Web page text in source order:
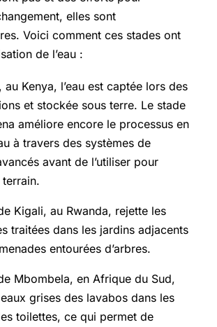
elles sont
Voici comment ces stades ont
de l’eau :
au Kenya, l’eau est captée lors des
et stockée sous terre. Le stade
améliore encore le processus en
à travers des systèmes de
avant de l’utiliser pour
Kigali, au Rwanda, rejette les
traitées dans les jardins adjacents
entourées d’arbres.
Mbombela, en Afrique du Sud,
grises des lavabos dans les
toilettes, ce qui permet de